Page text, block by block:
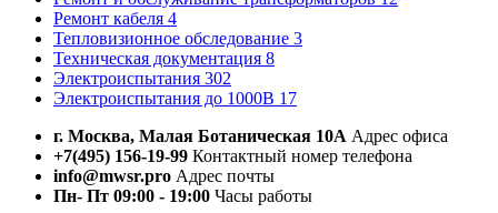
Ремонт кабеля 4
Тепловизионное обследование 3
Техническая документация 8
Электроиспытания 302
Электроиспытания до 1000В 17
г. Москва, Малая Ботаническая 10А Адрес офиса
+7(495) 156-19-99 Контактный номер телефона
info@mwsr.pro Адрес почты
Пн- Пт 09:00 - 19:00 Часы работы